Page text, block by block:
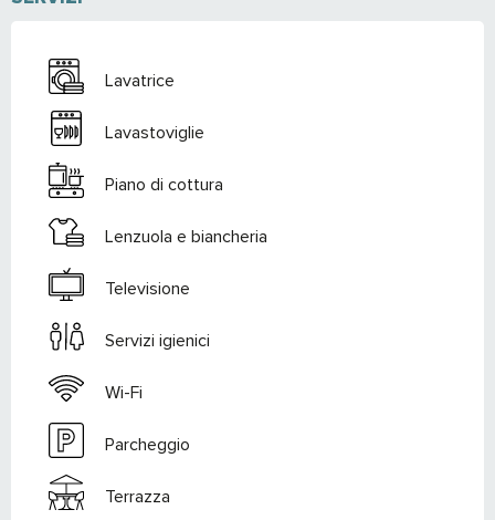
Lavatrice
Lavastoviglie
Piano di cottura
Lenzuola e biancheria
Televisione
Servizi igienici
Wi-Fi
Parcheggio
Terrazza